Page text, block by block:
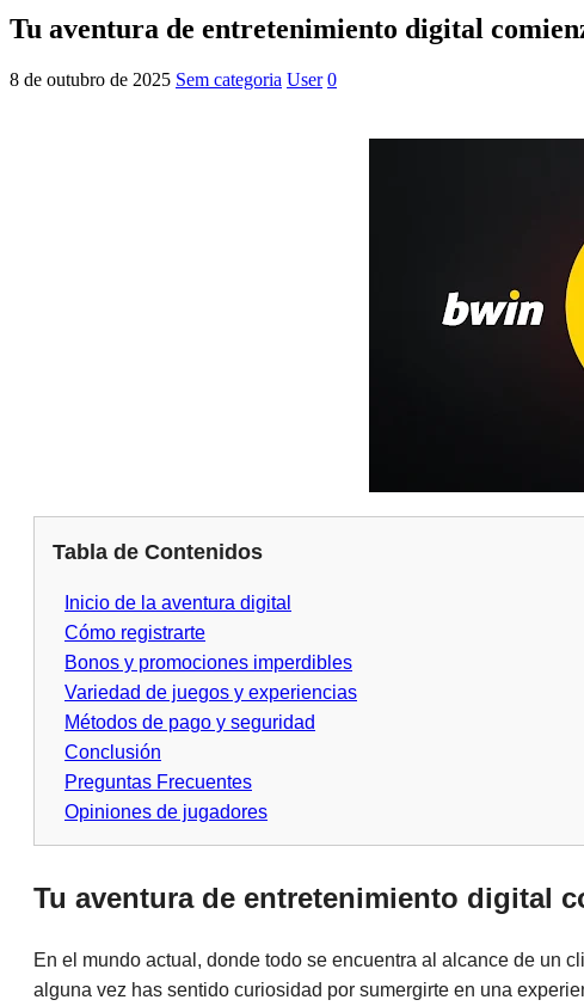
Tu aventura de entretenimiento digital
8 de outubro de 2025 Sem categoria User 0
Tabla de Contenidos
Inicio de la aventura digital
Cómo registrarte
Bonos y promociones imperdibles
Variedad de juegos y experiencias
Métodos de pago y seguridad
Conclusión
Preguntas Frecuentes
Opiniones de jugadores
Tu aventura de entretenimiento digital
En el mundo actual, donde todo se encuentra al alcance de un
alguna vez has sentido curiosidad por sumergirte en una